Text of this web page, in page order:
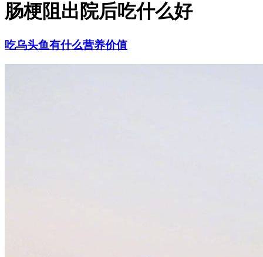
肠梗阻出院后吃什么好
吃乌头鱼有什么营养价值